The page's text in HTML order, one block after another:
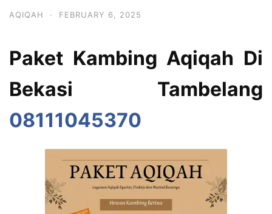
AQIQAH · FEBRUARY 6, 2025
Paket Kambing Aqiqah Di
Bekasi Tambelang
08111045370